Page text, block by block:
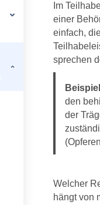
Im
einer
einfach,
sprechen
den
der
Welcher
hängt von